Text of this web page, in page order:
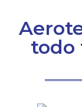
todo